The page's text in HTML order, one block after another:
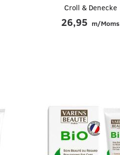
Læg i kurv
Croll & Denecke
26,95 m/Moms